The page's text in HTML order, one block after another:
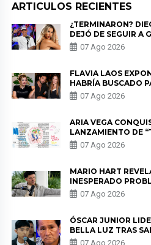
ARTICULOS RECIENTES
¿TERMINARON?
DEJÓ DE SEGUIR A
HERRERA Y
DE PÓDCAST
07 Ago 2026
FLAVIA LAOS
HABRÍA BUSCADO
HEREDIA CON ALE
DE LAS PARTES
07 Ago 2026
ARIA VEGA
LANZAMIENTO DE
07 Ago 2026
MARIO HART
INESPERADO
SALUD ANTES DE
KORINA: “ME
07 Ago 2026
ÓSCAR JUNIOR
BELLA LUZ TRAS
PADRE POR
07 Ago 2026